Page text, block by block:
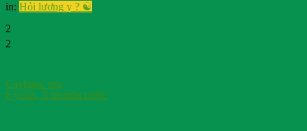
in: Hỏi lương y ? ☯️
2
2
Cayhuoc org
6 years, 3 months trước